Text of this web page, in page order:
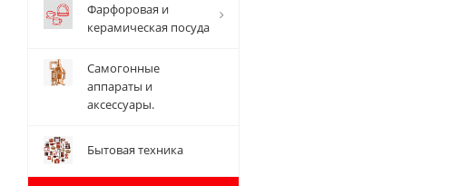
Фарфоровая и
керамическая посуда
Самогонные
аппараты и
аксессуары.
Бытовая техника